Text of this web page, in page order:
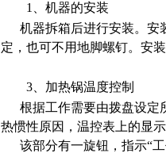
1
、机器的安装
机器拆箱后进行安装。安
定，也可不用地脚螺钉。安
3、加热锅温度控制
根据工作需要由拨盘设定
热惯性原因，温控表上的显
该部分有一旋钮，指示“